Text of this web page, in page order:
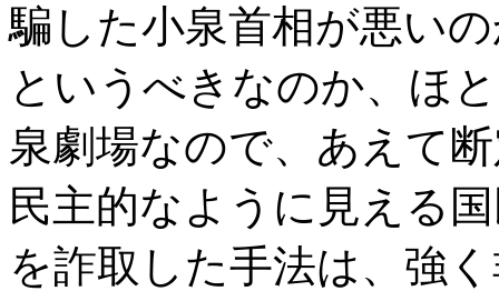
騙した小泉首相が悪い
というべきなのか、ほ
泉劇場なので、あえて
民主的なように見える
を詐取した手法は、強